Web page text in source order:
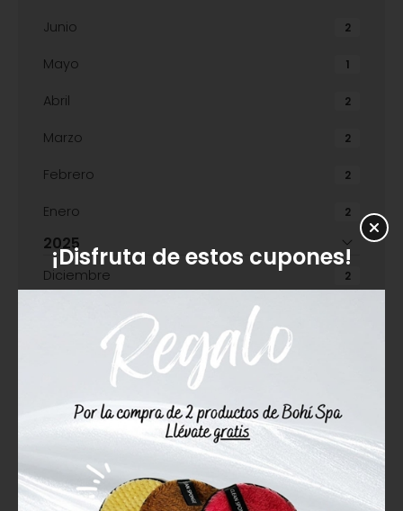
Junio 2
Mayo 1
Abril 2
Marzo 2
Febrero 2
Enero 2
2025
Diciembre 2
Septiembre
Mayo 2
¡Disfruta de estos cupones!